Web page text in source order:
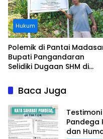
Hukum
Polemik di Pantai
Bupati Pangandaran
Selidiki Dugaan SHM di
PantaiBaca Juga
Testimoni
Pandega
dan